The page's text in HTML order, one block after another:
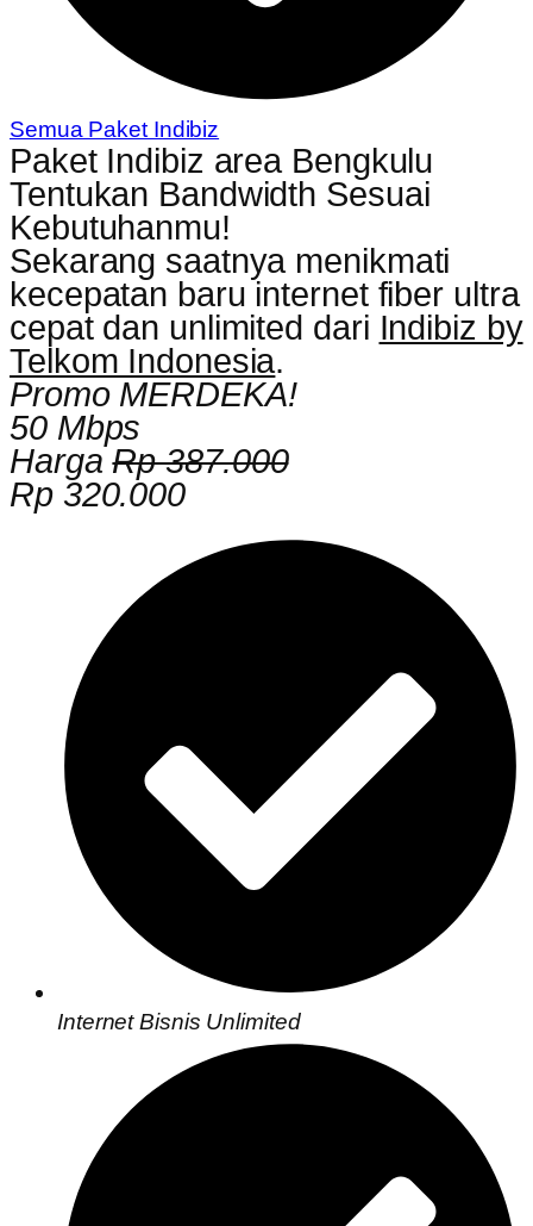
Semua Paket Indibiz
Paket Indibiz area Bengkulu
Tentukan Bandwidth Sesuai
Kebutuhanmu!
Sekarang saatnya menikmati
kecepatan baru internet fiber ultra
cepat dan unlimited dari Indibiz by
Telkom Indonesia.
Promo MERDEKA!
50 Mbps
HargaRp 387.000
Rp 320.000
Internet Bisnis Unlimited